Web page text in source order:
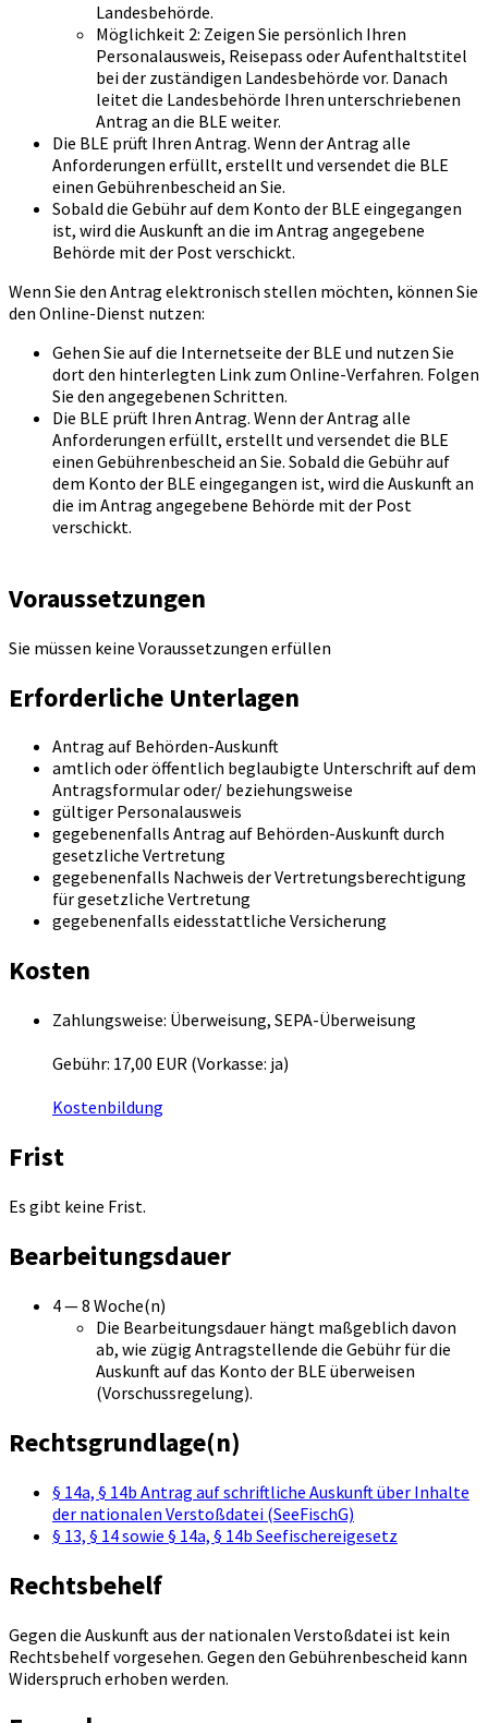
Landesbehörde.
Möglichkeit 2: Zeigen Sie persönlich Ihren
Personalausweis, Reisepass oder Aufenthaltstitel
bei der zuständigen Landesbehörde vor. Danach
leitet die Landesbehörde Ihren unterschriebenen
Antrag an die BLE weiter.
Die BLE prüft Ihren Antrag. Wenn der Antrag alle
Anforderungen erfüllt, erstellt und versendet die BLE
einen Gebührenbescheid an Sie.
Sobald die Gebühr auf dem Konto der BLE eingegangen
ist, wird die Auskunft an die im Antrag angegebene
Behörde mit der Post verschickt.
Wenn Sie den Antrag elektronisch stellen möchten, können Sie
den Online-Dienst nutzen:
Gehen Sie auf die Internetseite der BLE und nutzen Sie
dort den hinterlegten Link zum Online-Verfahren. Folgen
Sie den angegebenen Schritten.
Die BLE prüft Ihren Antrag. Wenn der Antrag alle
Anforderungen erfüllt, erstellt und versendet die BLE
einen Gebührenbescheid an Sie. Sobald die Gebühr auf
dem Konto der BLE eingegangen ist, wird die Auskunft an
die im Antrag angegebene Behörde mit der Post
verschickt.
Voraussetzungen
Sie müssen keine Voraussetzungen erfüllen
Erforderliche Unterlagen
Antrag auf Behörden-Auskunft
amtlich oder öffentlich beglaubigte Unterschrift auf dem
Antragsformular oder/ beziehungsweise
gültiger Personalausweis
gegebenenfalls Antrag auf Behörden-Auskunft durch
gesetzliche Vertretung
gegebenenfalls Nachweis der Vertretungsberechtigung
für gesetzliche Vertretung
gegebenenfalls eidesstattliche Versicherung
Kosten
Zahlungsweise: Überweisung, SEPA-Überweisung
Gebühr: 17,00 EUR (Vorkasse: ja)
Kostenbildung
Frist
Es gibt keine Frist.
Bearbeitungsdauer
4 — 8 Woche(n)
Die Bearbeitungsdauer hängt maßgeblich davon
ab, wie zügig Antragstellende die Gebühr für die
Auskunft auf das Konto der BLE überweisen
(Vorschussregelung).
Rechtsgrundlage(n)
§ 14a, § 14b Antrag auf schriftliche Auskunft über Inhalte
der nationalen Verstoßdatei (SeeFischG)
§ 13, § 14 sowie § 14a, § 14b Seefischereigesetz
Rechtsbehelf
Gegen die Auskunft aus der nationalen Verstoßdatei ist kein
Rechtsbehelf vorgesehen. Gegen den Gebührenbescheid kann
Widerspruch erhoben werden.